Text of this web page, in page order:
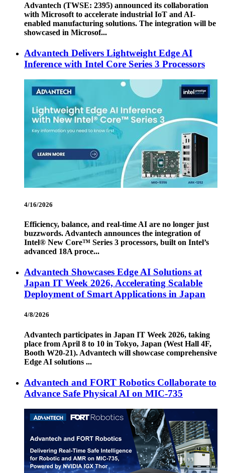
Advantech (TWSE: 2395) announced its collaboration
with Microsoft to accelerate industrial IoT and AI-
enabled manufacturing solutions. The integration will be
showcased in Microsof...
Advantech Delivers Lightweight Edge AI
Inference with Intel Core Series 3 Processors
4/16/2026
Efficiency, balance, and real-time AI are no longer just
buzzwords. Advantech announces the integration of
Intel® New Core™ Series 3 processors, built on Intel’s
advanced 18A proce...
Advantech Showcases Edge AI Solutions at
Japan IT Week 2026, Accelerating Scalable
Deployment of Smart Applications in Japan
4/8/2026
Advantech participates in Japan IT Week 2026, taking
place from April 8 to 10 in Tokyo, Japan (West Hall 4F,
Booth W20-21). Advantech will showcase comprehensive
Edge AI solutions ...
Advantech and FORT Robotics Collaborate to
Advance Safe Physical AI on MIC-735